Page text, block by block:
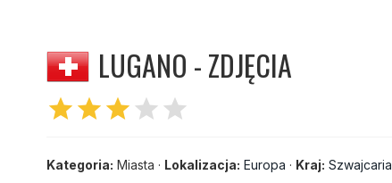
LUGANO - ZDJĘCIA
starstarstar star star
Kategoria: Miasta · Lokalizacja: Europa · Kraj: Szwajcaria